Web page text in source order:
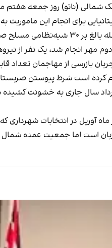
شمالی (ناتو) روز جمعه هفتم
برای انجام این ماموریت
این کشور بالا گرفته است.
مهر انجام شد، یک نفر از
بازرسی از مهاجمان
کرده است شرط پیوستن
سال جاری به خشونت کشیده
در ماه آوریل در انتخابات
است اما جمعیت عمده